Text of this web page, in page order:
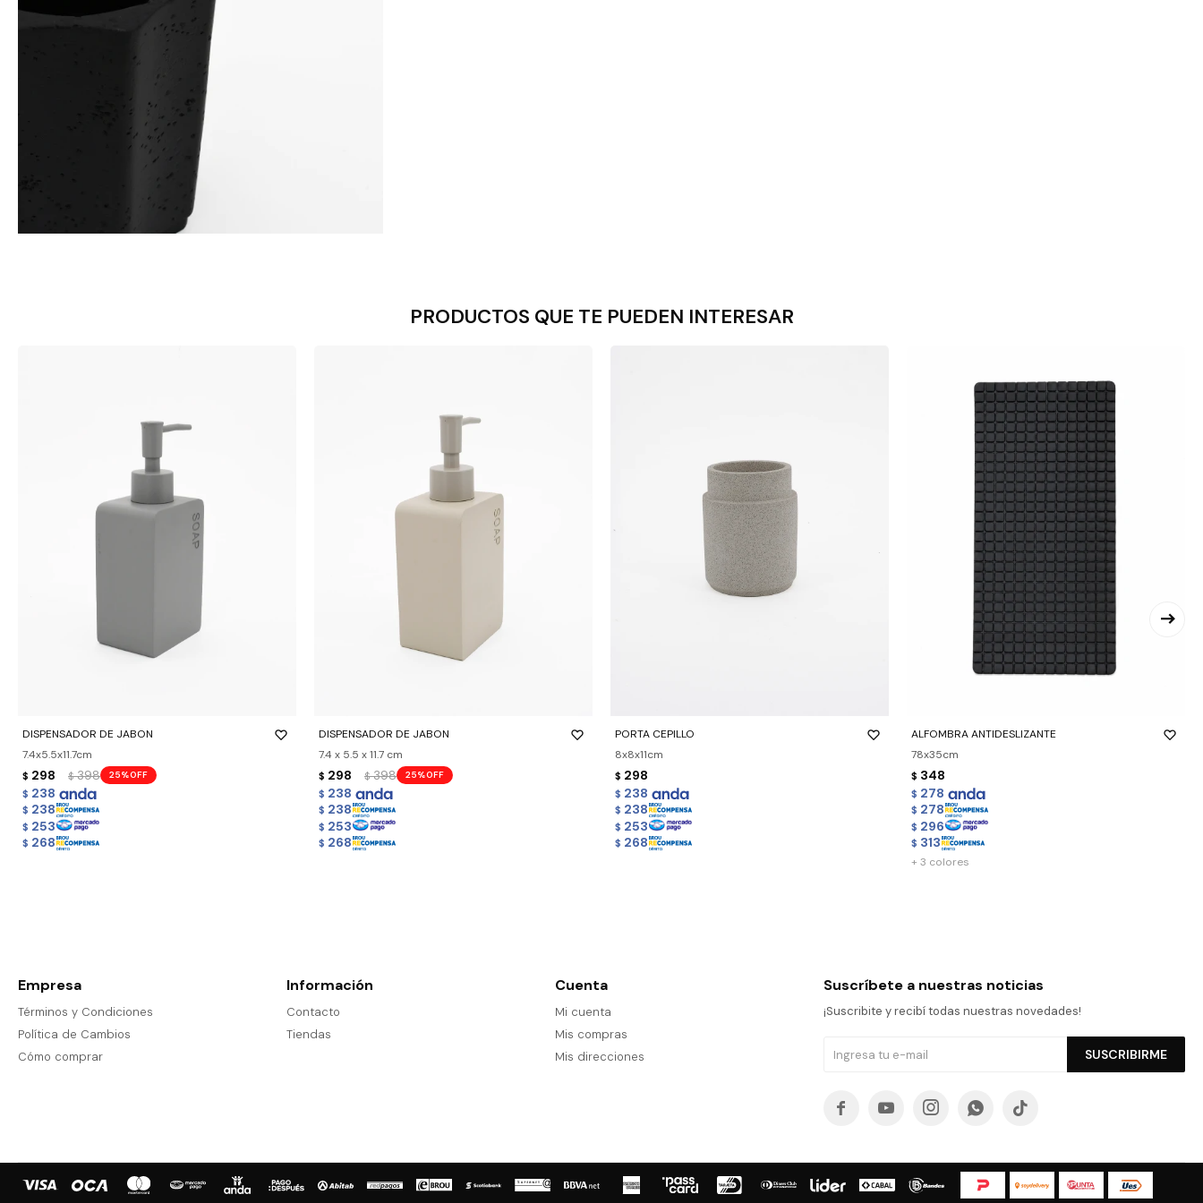
PRODUCTOS QUE TE PUEDEN INTERESAR
DISPENSADOR DE JABON
7.4x5.5x11.7cm
$ 298 $ 398 25
$ 238
$ 238
$ 253
$ 268
DISPENSADOR DE JABON
7.4 x 5.5 x 11.7 cm
$ 298 $ 398 25
$ 238
$ 238
$ 253
$ 268
PORTA CEPILLO
8x8x11cm
$ 298
$ 238
$ 238
$ 253
$ 268
ALFOMBRA ANTIDESLIZANTE
78x35cm
$ 348
$ 278
$ 278
$ 296
$ 313
+ 3 colores
Empresa
Términos y Condiciones
Política de Cambios
Cómo comprar
Información
Contacto
Tiendas
Cuenta
Mi cuenta
Mis compras
Mis direcciones
Suscríbete a nuestras noticias
¡Suscribite y recibí todas nuestras novedades!
SUSCRIBIRME
    